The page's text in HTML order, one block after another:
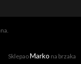
SklepaoMarko na brzaka